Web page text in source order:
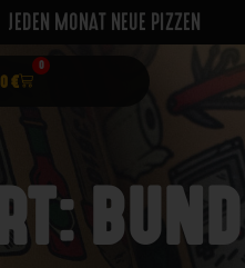
JEDEN MONAT NEUE PIZZEN
€
0